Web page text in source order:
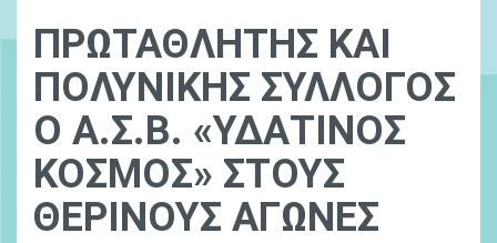
ΠΡΩΤΑΘΛΗΤΗΣ ΚΑΙ
ΠΟΛΥΝΙΚΗΣ ΣΥΛΛΟΓΟΣ
Ο Α.Σ.Β. «ΥΔΑΤΙΝΟΣ
ΚΟΣΜΟΣ» ΣΤΟΥΣ
ΘΕΡΙΝΟΥΣ ΑΓΩΝΕΣ